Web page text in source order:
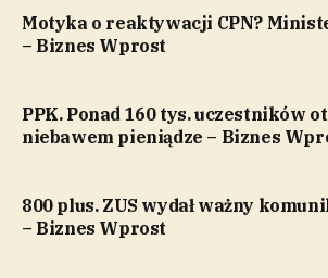
Motyka o reaktywacji CPN?
– Biznes Wprost
PPK. Ponad 160 tys. uczestników
niebawem pieniądze – Biznes
800 plus. ZUS wydał ważny
– Biznes Wprost